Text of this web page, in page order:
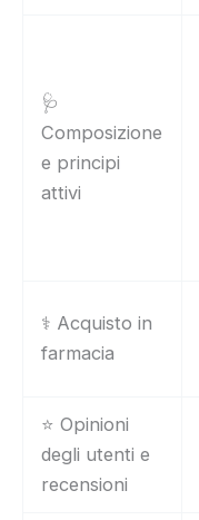
🩺
Composizione
e principi
attivi
⚕️ Acquisto in
farmacia
⭐ Opinioni
degli utenti e
recensioni